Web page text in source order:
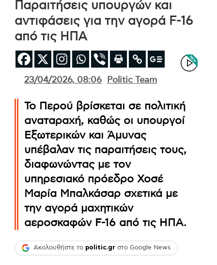
Παραιτήσεις υπουργών και
αντιφάσεις για την αγορά F-16
από τις ΗΠΑ
23/04/2026, 08:06 Politic Team
Το Περού βρίσκεται σε πολιτική
αναταραχή, καθώς οι υπουργοί
Εξωτερικών και Άμυνας
υπέβαλαν τις παραιτήσεις τους,
διαφωνώντας με τον
υπηρεσιακό πρόεδρο Χοσέ
Μαρία Μπαλκάσαρ σχετικά με
την αγορά μαχητικών
αεροσκαφών F-16 από τις ΗΠΑ.
Ακολουθήστε το politic.gr στο Google News